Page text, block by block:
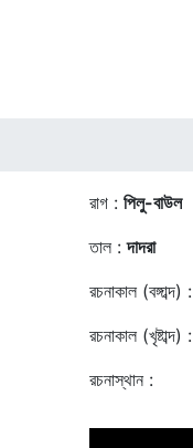
রাগ : পিলু-বাউল
তাল :দাদরা
রচনাকাল (বঙ্গাব্দ) :
রচনাকাল (খৃষ্টাব্দ) :
রচনাস্থান :